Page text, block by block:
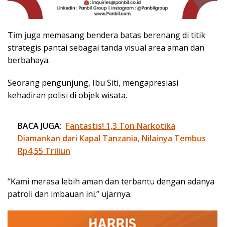
Tim juga memasang bendera batas berenang di titik
strategis pantai sebagai tanda visual area aman dan
berbahaya.
Seorang pengunjung, Ibu Siti, mengapresiasi
kehadiran polisi di objek wisata.
BACA JUGA: Fantastis! 1,3 Ton Narkotika
Diamankan dari Kapal Tanzania, Nilainya Tembus
Rp4,55 Triliun
“Kami merasa lebih aman dan terbantu dengan adanya
patroli dan imbauan ini.” ujarnya.